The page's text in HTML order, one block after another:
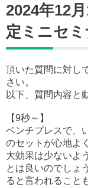
2024年12
定ミニセ
頂いた質問に対し
さい。
以下、質問内容と
【9秒～】
ベンチプレスで、
のセットが心地よ
大効果は少ないよ
とは良いのでしょ
ると言われること